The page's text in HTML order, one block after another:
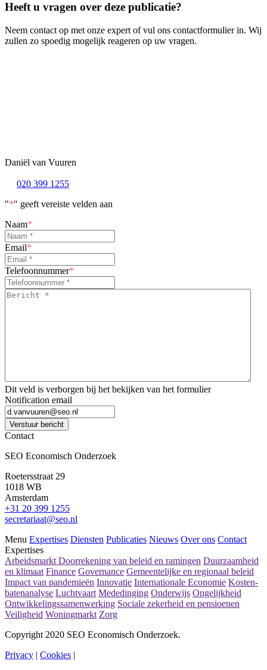
Heeft u vragen over deze publicatie?
Neem contact op met onze expert of vul ons contactformulier in. Wij
zullen zo spoedig mogelijk reageren op uw vragen.
Daniël van Vuuren
020 399 1255
"*" geeft vereiste velden aan
Naam*
Email*
Telefoonnummer*
Bericht
Dit veld is verborgen bij het bekijken van het formulier
Notification email
Verstuur bericht
Contact
SEO Economisch Onderzoek
Roetersstraat 29
1018 WB
Amsterdam
+31 20 399 1255
secretariaat@seo.nl
Menu Expertises Diensten Publicaties Nieuws Over ons Contact
Expertises
Arbeidsmarkt Doorrekening van beleid en ramingen Duurzaamheid
en klimaat Finance Governance Gemeentelijke en regionaal beleid
Impact van pandemieën Innovatie Internationale Economie Kosten-
batenanalyse Luchtvaart Mededinging Onderwijs Ongelijkheid
Ontwikkelingssamenwerking Sociale zekerheid en pensioenen
Veiligheid Woningmarkt Zorg
Copyright 2020 SEO Economisch Onderzoek.
Privacy | Cookies |